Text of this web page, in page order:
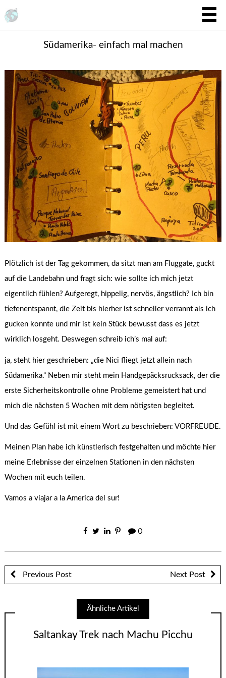
Südamerika- einfach mal machen
Plötzlich ist der Tag gekommen, da sitzt man am Fluggate, guckt
auf die Landebahn und fragt sich: wie sollte ich mich jetzt
eigentlich fühlen? Aufgeregt, hippelig, nervös, ängstlich? Ich bin
tiefenentspannt, die Zeit bis hierher ist schneller verrannt als ich
gucken konnte und mir ist kein Stück bewusst dass es jetzt
wirklich losgeht. Deswegen schreib ich’s mal auf:
ja, steht hier geschrieben: „die Nici fliegt jetzt allein nach
Südamerika.“ Neben mir steht mein Handgepäcksrucksack, der die
erste Sicherheitskontrolle ohne Probleme gemeistert hat und
mich die nächsten 5 Wochen mit dem nötigsten begleitet.
Und das Gefühl ist mit einem Wort zu beschrieben: VORFREUDE.
Meinen Plan habe ich künstlerisch festgehalten und möchte hier
meine Erlebnisse der einzelnen Stationen in den nächsten
Wochen mit euch teilen.
Vamos a viajar a la America del sur!
0
Previous Post Next Post
Ähnliche Artikel
Saltankay Trek nach Machu Picchu